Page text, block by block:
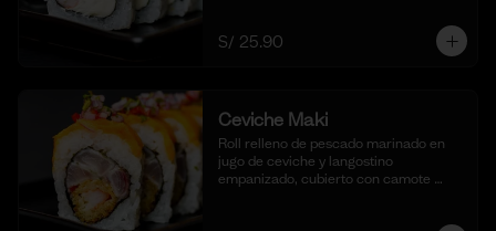
salsa shoyu. (10 cortes).
S/ 25.90
Ceviche Maki
Roll relleno de pescado marinado en
jugo de ceviche y langostino
empanizado, cubierto con camote